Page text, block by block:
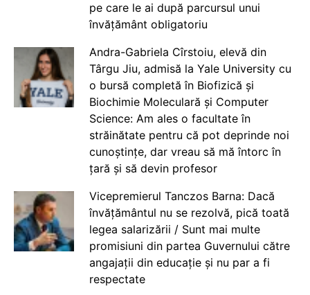
pe care le ai după parcursul unui
învățământ obligatoriu
Andra-Gabriela Cîrstoiu, elevă din
Târgu Jiu, admisă la Yale University cu
o bursă completă în Biofizică și
Biochimie Moleculară și Computer
Science: Am ales o facultate în
străinătate pentru că pot deprinde noi
cunoștințe, dar vreau să mă întorc în
țară și să devin profesor
Vicepremierul Tanczos Barna: Dacă
învățământul nu se rezolvă, pică toată
legea salarizării / Sunt mai multe
promisiuni din partea Guvernului către
angajații din educație și nu par a fi
respectate